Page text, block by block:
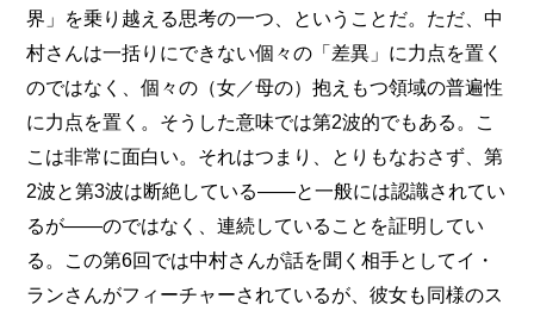
界」を乗り越える思考の一つ、ということだ。ただ、中
村さんは一括りにできない個々の「差異」に力点を置く
のではなく、個々の（女／母の）抱えもつ領域の普遍性
に力点を置く。そうした意味では第2波的でもある。こ
こは非常に面白い。それはつまり、とりもなおさず、第
2波と第3波は断絶している――と一般には認識されてい
るが――のではなく、連続していることを証明してい
る。この第6回では中村さんが話を聞く相手としてイ・
ランさんがフィーチャーされているが、彼女も同様のス